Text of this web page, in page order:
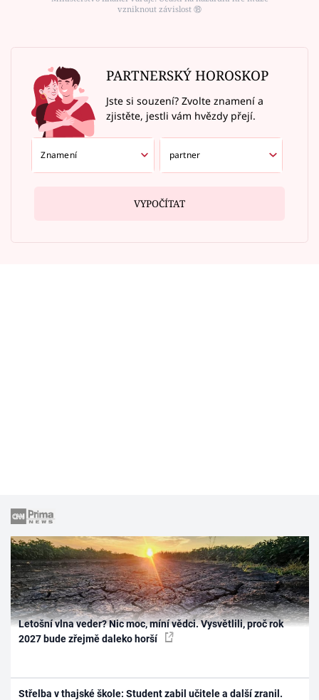
vzniknout závislost ⑱
PARTNERSKÝ HOROSKOP
Jste si souzení? Zvolte znamení a
zjistěte, jestli vám hvězdy přejí.
VYPOČÍTAT
Letošní vlna veder? Nic moc, míní vědci. Vysvětlili, proč rok
2027 bude zřejmě daleko horší
Střelba v thajské škole: Student zabil učitele a další zranil.